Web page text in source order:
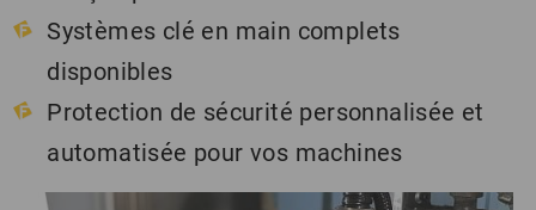
Systèmes clé en main complets
disponibles
Protection de sécurité personnalisée et
automatisée pour vos machines